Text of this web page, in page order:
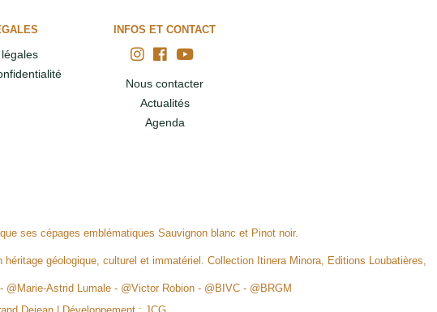
INFOS ET CONTACT
Nous contacter
Actualités
Agenda
ses cépages emblématiques Sauvignon blanc et Pinot noir.
géologique, culturel et immatériel. Collection Itinera Minora, Editions Loubatières,
Astrid Lumale - @Victor Robion - @BIVC - @BRGM